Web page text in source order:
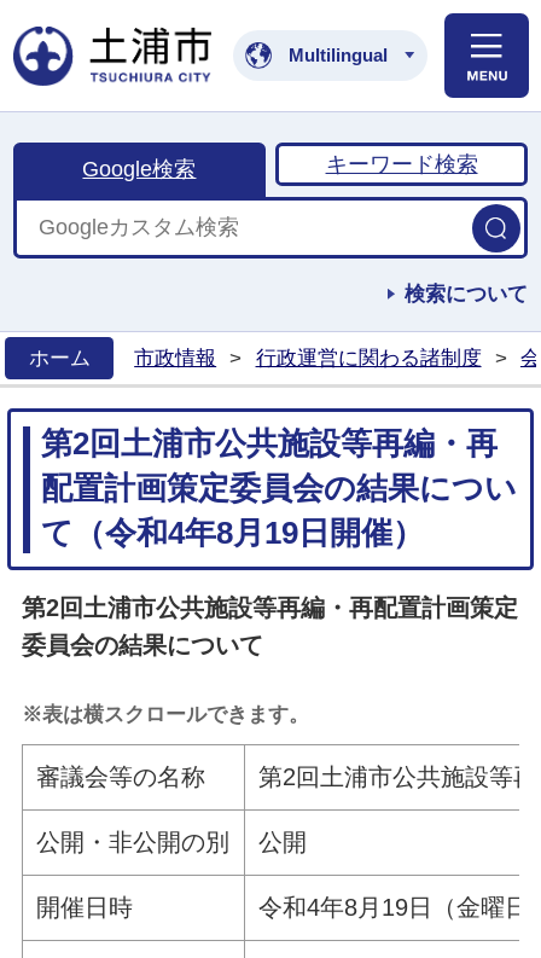
土浦市公式ホームペ
Multilingual
Google検索 キーワード検索
検索について
ホーム
市政情報 > 行政運営に関わる諸制度 >
第2回土浦市公共施設等再編・再
配置計画策定委員会の結果につい
て（令和4年8月19日開催）
第2回土浦市公共施設等再編・再配置計画策定
委員会の結果について
※表は横スクロールできます。
審議会等の名称 第2回土浦市公共施設等
公開・非公開の別 公開
開催日時 令和4年8月19日（金曜日